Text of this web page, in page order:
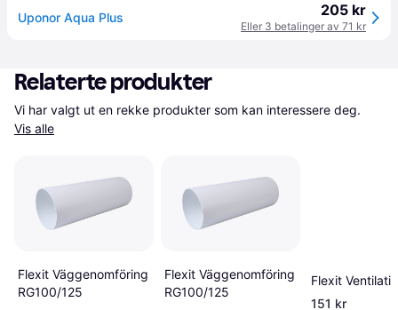
Uponor Aqua Plus 205 kr
Eller 3 betalinger av 71 kr
Relaterte produkter
Vis alle
Flexit Väggenomföring
RG100/125
Flexit Väggenomföring
RG100/125
Flexit
151 kr